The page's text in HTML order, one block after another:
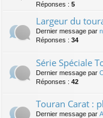
Réponses : 5
Largeur du
Dernier message par
Réponses : 34
Série Spéciale
Dernier message par
Réponses : 42
Touran Carat :
Dernier message par